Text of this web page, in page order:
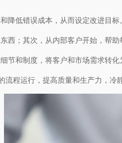
降低错误成本，从而设定改进目标
西；其次，从内部客户开始，帮助
节和制度，将客户和市场需求转化
流程运行，提高质量和生产力，冷